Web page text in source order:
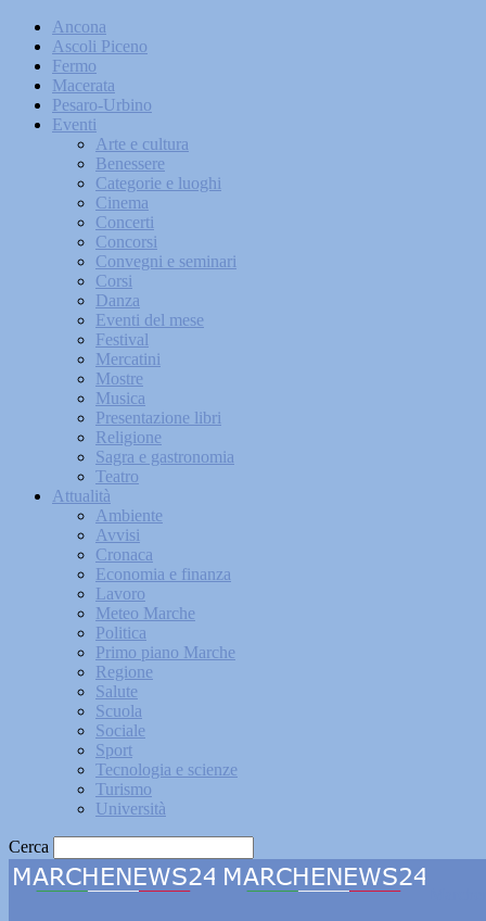
Ancona
Ascoli Piceno
Fermo
Macerata
Pesaro-Urbino
Eventi
Arte e cultura
Benessere
Categorie e luoghi
Cinema
Concerti
Concorsi
Convegni e seminari
Corsi
Danza
Eventi del mese
Festival
Mercatini
Mostre
Musica
Presentazione libri
Religione
Sagra e gastronomia
Teatro
Attualità
Ambiente
Avvisi
Cronaca
Economia e finanza
Lavoro
Meteo Marche
Politica
Primo piano Marche
Regione
Salute
Scuola
Sociale
Sport
Tecnologia e scienze
Turismo
Università
Cerca